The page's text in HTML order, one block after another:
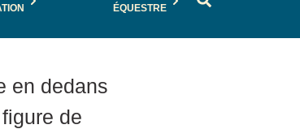
ÉQUESTRE
en dedans
de